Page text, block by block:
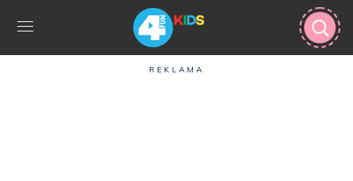
REKLAMA